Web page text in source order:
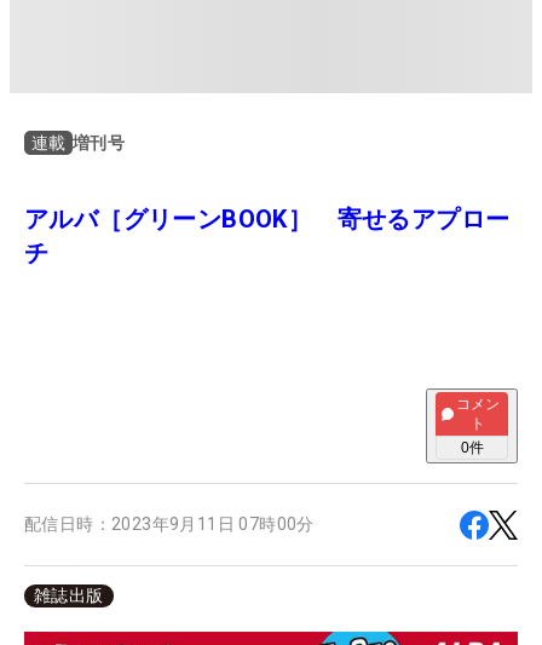
連載 増刊号
アルバ［グリーンBOOK］ 寄せるアプロー
チ
コメン
ト
0件
配信日時： 2023年9月11日 07時00分
雑誌出版